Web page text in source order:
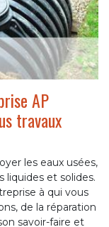
AP
travaux
les eaux usées,
liquides et solides.
à qui vous
de la réparation
savoir-faire et